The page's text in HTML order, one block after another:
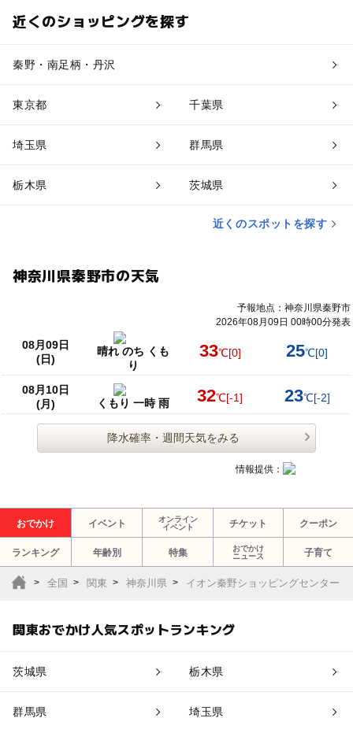
近くのショッピングを探す
秦野・南足柄・丹沢
東京都 千葉県
埼玉県 群馬県
栃木県 茨城県
近くのスポットを探す
神奈川県秦野市の天気
予報地点：神奈川県秦野市
2026年08月09日 00時00分発表
08月09日
(日)
晴れ のち くも
り
33℃[0] 25℃[0]
08月10日
(月)
くもり 一時 雨 32℃[-1] 23℃[-2]
降水確率・週間天気をみる
情報提供：
おでかけ イベント
オンライン
イベント
チケット クーポン
ランキング 年齢別 特集
おでかけ
ニュース
子育て
全国 関東 神奈川県 イオン秦野ショッピングセンター
関東おでかけ人気スポットランキング
茨城県 栃木県
群馬県 埼玉県